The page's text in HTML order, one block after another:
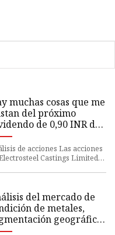
muchas cosas que me
del próximo
de 0,90 INR de
Castings
de acciones Las acciones
Castings Limited
del mercado de
de metales,
geográfica,
desafíos,